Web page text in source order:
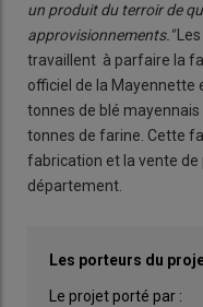
un produit du terroir de
approvisionnements."Les
travaillent à parfaire la
officiel de la Mayennette
tonnes de blé
tonnes de farine. Cette
fabrication et la vente de
département.
Les porteurs du
Le projet porté par :